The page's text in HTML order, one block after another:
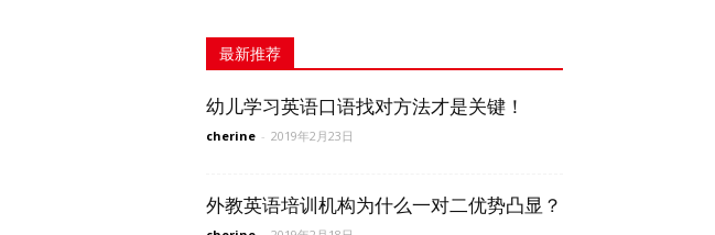
最新推荐
幼儿学习英语口语找对方法才是关键！
cherine - 2019年2月23日
外教英语培训机构为什么一对二优势凸显？